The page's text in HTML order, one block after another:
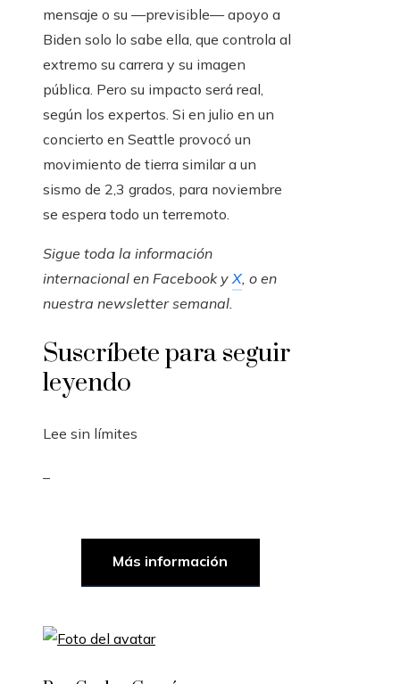
mensaje o su —previsible— apoyo a
Biden solo lo sabe ella, que controla al
extremo su carrera y su imagen
pública. Pero su impacto será real,
según los expertos. Si en julio en un
concierto en Seattle provocó un
movimiento de tierra similar a un
sismo de 2,3 grados, para noviembre
se espera todo un terremoto.
Sigue toda la información
internacional en FacebookyX, o en
nuestra newsletter semanal.
Suscríbete para seguir
leyendo
Lee sin límites
Más información